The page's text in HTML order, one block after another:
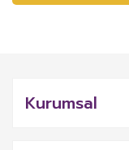
Kurumsal